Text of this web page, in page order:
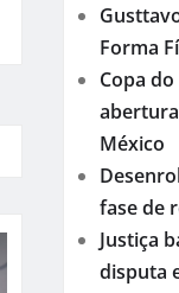
Forma
Copa
México
fase de
Justiça
disputa